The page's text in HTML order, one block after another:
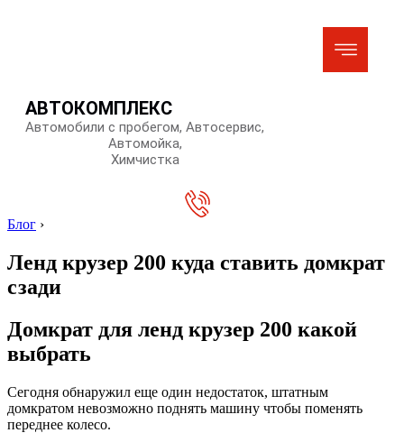
АВТОКОМПЛЕКС
Автомобили с пробегом, Автосервис,
Автомойка,
Химчистка
Блог ›
Ленд крузер 200 куда ставить домкрат
сзади
Домкрат для ленд крузер 200 какой
выбрать
Сегодня обнаружил еще один недостаток, штатным
домкратом невозможно поднять машину чтобы поменять
переднее колесо.